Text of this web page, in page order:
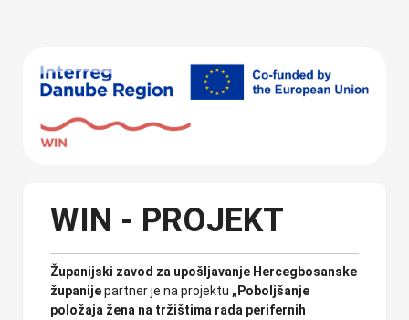
WIN - PROJEKT
Županijski zavod za upošljavanje Hercegbosanske
županijepartner je na projektu „Poboljšanje
položaja žena na tržištima rada perifernih